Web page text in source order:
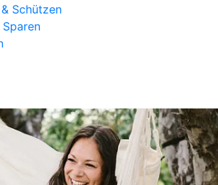
Schützen